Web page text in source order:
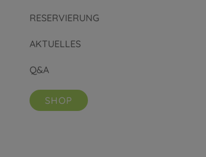
RESERVIERUNG
AKTUELLES
Q&A
SHOP